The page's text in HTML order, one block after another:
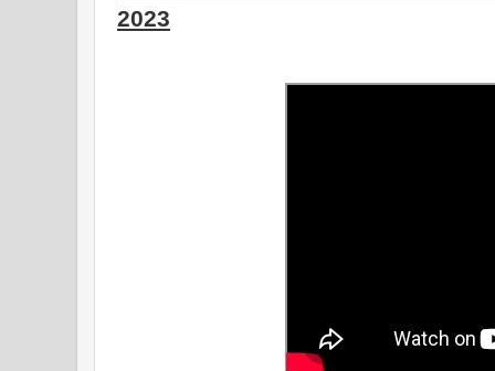
2023